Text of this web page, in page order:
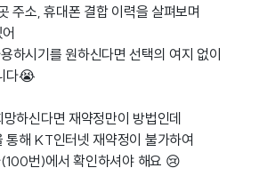
주소, 휴대폰 결합 이력을 살펴보며
하시기를 원하신다면 선택의 여지 없이
다😭
하신다면 재약정만이 방법인데
통해 KT인터넷 재약정이 불가하여
번)에서 확인하셔야 해요 😢